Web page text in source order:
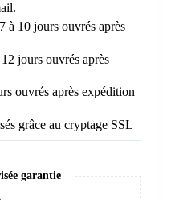
à 10 jours ouvrés après
jours ouvrés après
ouvrés après expédition
grâce au cryptage SSL
garantie